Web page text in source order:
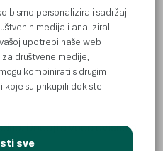
bismo personalizirali sadržaj i
medija i analizirali
upotrebi naše web-
društvene medije,
kombinirati s drugim
su prikupili dok ste
sve
Dodajte vode ovisno o